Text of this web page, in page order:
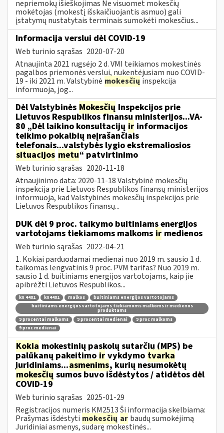
nepriemokų išieškojimas Ne visuomet mokesčių
mokėtojas (mokestį išskaičiuojantis asmuo) gali
įstatymų nustatytais terminais sumokėti mokesčius...
Informacija verslui dėl COVID-19
Web turinio sąrašas 2020-07-20
Atnaujinta 2021 rugsėjo 2 d. VMI teikiamos mokestinės
pagalbos priemonės verslui, nukentėjusiam nuo COVID-
19 - iki 2021 m. Valstybinė mokesčių inspekcija
informuoja, jog...
Dėl Valstybinės Mokesčių Inspekcijos prie
Lietuvos Respublikos finansų ministerijos...VA-
80 „Dėl laikino konsultacijų ir informacijos
teikimo pokalbių neįrašančiais
telefonais...valstybės lygio ekstremaliosios
situacijos metu“ patvirtinimo
Web turinio sąrašas 2020-11-18
Atnaujinimo data: 2020-11-18 Valstybinė mokesčių
inspekcija prie Lietuvos Respublikos finansų ministerijos
informuoja, kad Valstybinės mokesčių inspekcijos prie
Lietuvos Respublikos finansų...
DUK dėl 9 proc. taikymo buitiniams energijos
vartotojams tiekiamoms malkoms ir medienos
Web turinio sąrašas 2022-04-21
1. Kokiai parduodamai medienai nuo 2019 m. sausio 1 d.
taikomas lengvatinis 9 proc. PVM tarifas? Nuo 2019 m.
sausio 1 d. buitiniams energijos vartotojams, kaip jie
apibrėžti Lietuvos Respublikos...
kn 4401 kn4401 malkos
buitiniams energijos vartotojams
buitiniams energijos vartotojams tiekiamoms malkoms ir medienos
produktams
9 procentai malkoms
9 procentai medienai
9 proc malkoms
9 proc medienai
Kokia mokestinių paskolų sutarčių (MPS) be
palūkanų pakeitimo ir vykdymo tvarka
juridiniams...asmenims, kurių nesumokėtų
mokesčių sumos buvo išdėstytos / atidėtos dėl
COVID-19
Web turinio sąrašas 2025-01-29
Registracijos numeris KM2513 Ši informacija skelbiama:
Prašymas išdėstyti mokesčių ar baudų sumokėjimą
Juridiniai asmenys, sudarę mokestinės...